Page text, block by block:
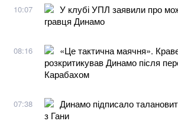
10:07
У клубі УПЛ заявили про
гравця Динамо
08:16
«Це тактична маячня».
розкритикував Динамо після
Карабахом
07:38
Динамо підписало
з Гани